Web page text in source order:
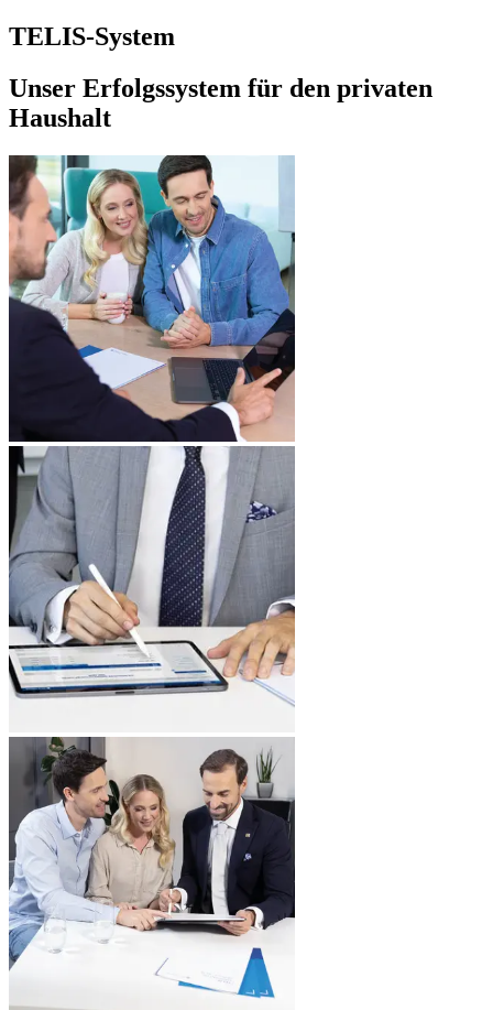
TELIS-System
Unser Erfolgssystem für den privaten
Haushalt